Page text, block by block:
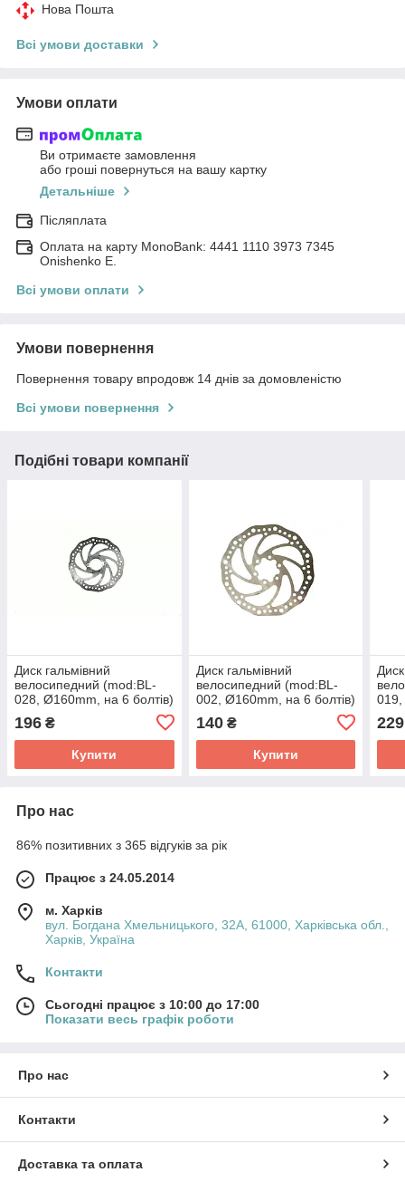
Нова Пошта
Всі умови доставки
Умови оплати
Ви отримаєте замовлення
або гроші повернуться на вашу картку
Детальніше
Післяплата
Оплата на карту MonoBank: 4441 1110 3973 7345
Onishenko E.
Всі умови оплати
Умови повернення
Повернення товару впродовж 14 днів за домовленістю
Всі умови повернення
Подібні товари компанії
Диск гальмівний
велосипедний (mod:BL-
028, Ø160mm, на 6 болтів)
196 ₴
Купити
Диск гальмівний
велосипедний (mod:BL-
002, Ø160mm, на 6 болтів)
140₴
Купити
019,
229
Про нас
86% позитивних з 365 відгуків за рік
Працює з 24.05.2014
м. Харків
вул. Богдана Хмельницького, 32А, 61000, Харківська обл.,
Харків, Україна
Контакти
Сьогодні працює з 10:00 до 17:00
Показати весь графік роботи
Про нас
Контакти
Доставка та оплата